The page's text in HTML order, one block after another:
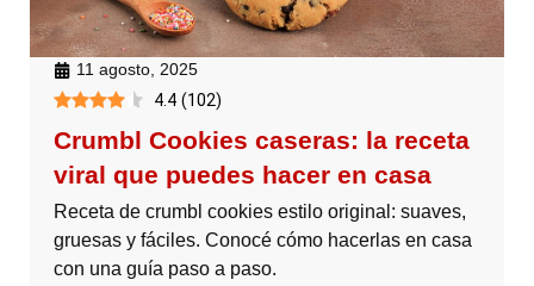
11 agosto, 2025
4.4 (102)
Crumbl Cookies caseras: la receta
viral que puedes hacer en casa
Receta de crumbl cookies estilo original: suaves,
gruesas y fáciles. Conocé cómo hacerlas en casa
con una guía paso a paso.